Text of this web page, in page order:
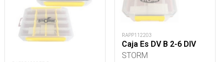
RAPP112203
Caja Es DV B 2-6 DIV
STORM